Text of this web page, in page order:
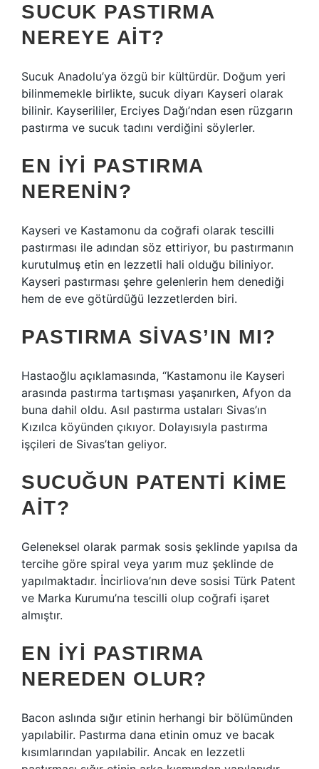
SUCUK PASTIRMA
NEREYE AIT?
Sucuk Anadolu’ya özgü bir kültürdür. Doğum yeri
bilinmemekle birlikte, sucuk diyarı Kayseri olarak
bilinir. Kayserililer, Erciyes Dağı’ndan esen rüzgarın
pastırma ve sucuk tadını verdiğini söylerler.
EN IYI PASTIRMA
NERENIN?
Kayseri ve Kastamonu da coğrafi olarak tescilli
pastırması ile adından söz ettiriyor, bu pastırmanın
kurutulmuş etin en lezzetli hali olduğu biliniyor.
Kayseri pastırması şehre gelenlerin hem denediği
hem de eve götürdüğü lezzetlerden biri.
PASTIRMA SIVAS’IN MI?
Hastaoğlu açıklamasında, “Kastamonu ile Kayseri
arasında pastırma tartışması yaşanırken, Afyon da
buna dahil oldu. Asıl pastırma ustaları Sivas’ın
Kızılca köyünden çıkıyor. Dolayısıyla pastırma
işçileri de Sivas’tan geliyor.
SUCUĞUN PATENTI KIME
AIT?
Geleneksel olarak parmak sosis şeklinde yapılsa da
tercihe göre spiral veya yarım muz şeklinde de
yapılmaktadır. İncirliova’nın deve sosisi Türk Patent
ve Marka Kurumu’na tescilli olup coğrafi işaret
almıştır.
EN IYI PASTIRMA
NEREDEN OLUR?
Bacon aslında sığır etinin herhangi bir bölümünden
yapılabilir. Pastırma dana etinin omuz ve bacak
kısımlarından yapılabilir. Ancak en lezzetli